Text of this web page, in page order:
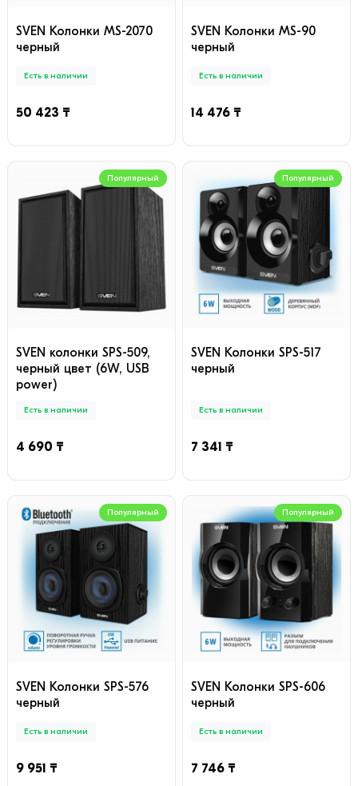
SVEN Колонки MS-2070
черный
Есть в наличии
50 423 ₸
SVEN Колонки MS-90
черный
Есть в наличии
14 476 ₸
Популярный
SVEN колонки SPS-509,
черный цвет (6W, USB
power)
Есть в наличии
4 690 ₸
Популярный
SVEN Колонки SPS-517
черный
Есть в наличии
7 341 ₸
Популярный
SVEN Колонки SPS-576
черный
Есть в наличии
9 951 ₸
Популярный
SVEN Колонки SPS-606
черный
Есть в наличии
7 746 ₸